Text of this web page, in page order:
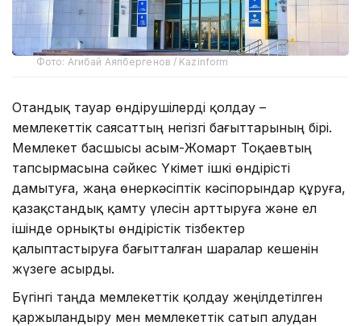
Фото: Агибай Аяпбергенов / Kazinform
Отандық тауар өндірушілерді қолдау –
мемлекеттік саясаттың негізгі бағыттарының бірі.
Мемлекет басшысы Қасым-Жомарт Тоқаевтың
тапсырмасына сәйкес Үкімет ішкі өндірісті
дамытуға, жаңа өнеркәсіптік кәсіпорындар құруға,
қазақстандық қамту үлесін арттыруға және ел
ішінде орнықты өндірістік тізбектер
қалыптастыруға бағытталған шаралар кешенін
жүзеге асырды.
Бүгінгі таңда мемлекеттік қолдау жеңілдетілген
қаржыландыру мен мемлекеттік сатып алудан